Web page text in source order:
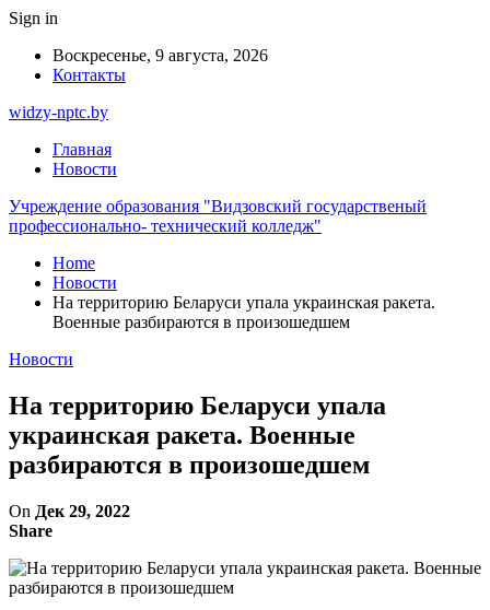
Sign in
Воскресенье, 9 августа, 2026
Контакты
widzy-nptc.by
Главная
Новости
Учреждение образования "Видзовский государственый
профессионально- технический колледж"
Home
Новости
На территорию Беларуси упала украинская ракета.
Военные разбираются в произошедшем
Новости
На территорию Беларуси упала
украинская ракета. Военные
разбираются в произошедшем
On Дек 29, 2022
Share